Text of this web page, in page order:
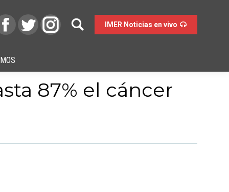
IMER Noticias en vivo
87% el cáncer